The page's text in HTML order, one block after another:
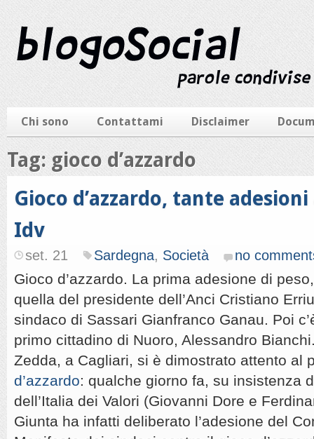
Chi sono Contattami Disclaimer
Tag: gioco d’azzardo
Gioco d’azzardo, tante
Idv
set. 21 Sardegna, Società no
Gioco d’azzardo. La prima adesione di
quella del presidente dell’Anci Cristiano
sindaco di Sassari Gianfranco Ganau. Poi
primo cittadino di Nuoro, Alessandro
Zedda, a Cagliari, si è dimostrato attento al
d’azzardo: qualche giorno fa, su insistenza
dell’Italia dei Valori (Giovanni Dore e
Giunta ha infatti deliberato l’adesione del